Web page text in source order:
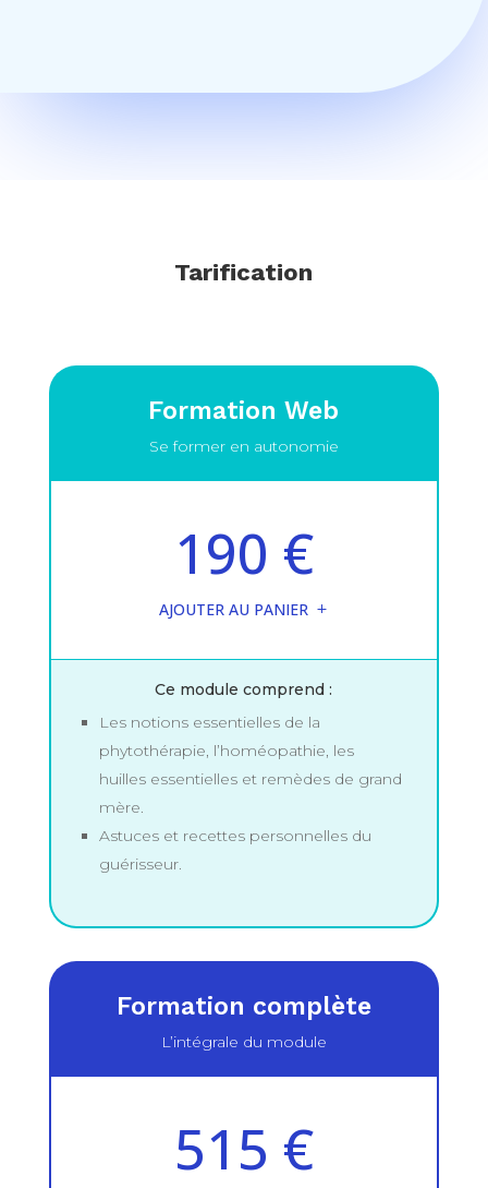
Tarification
Formation Web
Se former en autonomie
190 €
AJOUTER AU PANIER
Ce module comprend :
Les notions essentielles de la
phytothérapie, l’homéopathie, les
huilles essentielles et remèdes de grand
mère.
Astuces et recettes personnelles du
guérisseur.
Formation complète
L’intégrale du module
515 €